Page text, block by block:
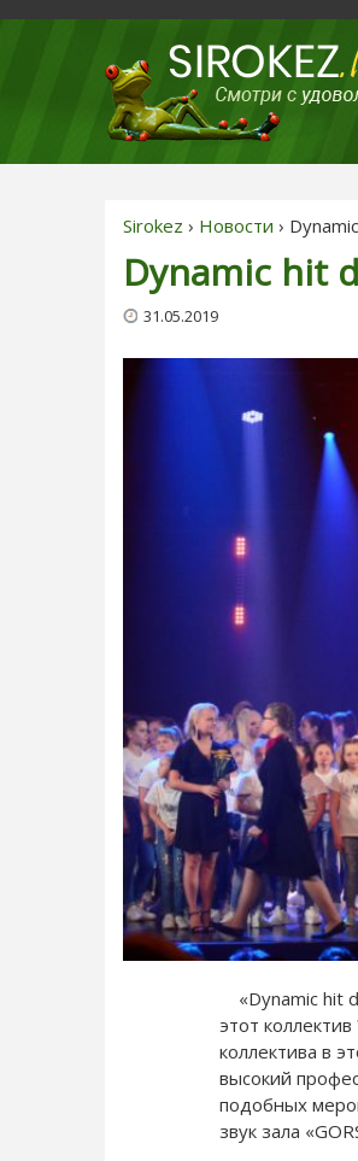
Sirokez › Новости ›
Dynamic hit
31.05.2019
«Dynamic hit
этот
коллектива в
высокий
подобных
звук зала